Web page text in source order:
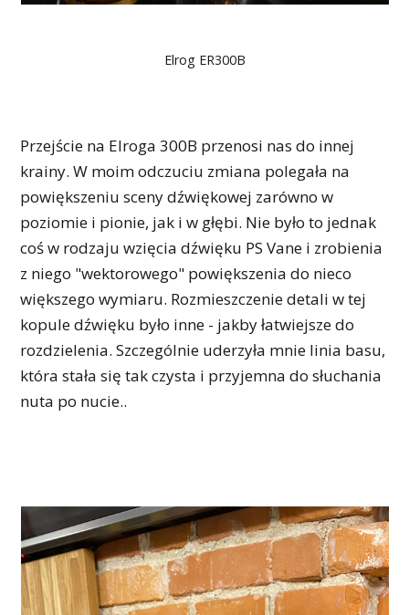
Elrog ER300B
Przejście na Elroga 300B przenosi nas do innej
krainy. W moim odczuciu zmiana polegała na
powiększeniu sceny dźwiękowej zarówno w
poziomie i pionie, jak i w głębi. Nie było to jednak
coś w rodzaju wzięcia dźwięku PS Vane i zrobienia
z niego "wektorowego" powiększenia do nieco
większego wymiaru. Rozmieszczenie detali w tej
kopule dźwięku było inne - jakby łatwiejsze do
rozdzielenia. Szczególnie uderzyła mnie linia basu,
która stała się tak czysta i przyjemna do słuchania
nuta po nucie..